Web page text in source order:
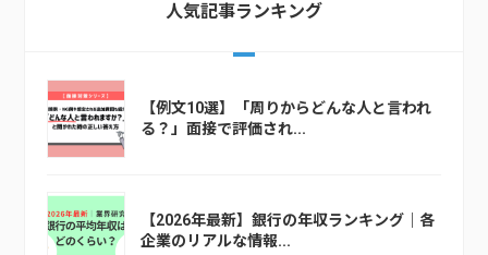
人気記事ランキング
【例文10選】「周りからどんな人と言われ
る？」面接で評価され...
【2026年最新】銀行の年収ランキング｜各
企業のリアルな情報...